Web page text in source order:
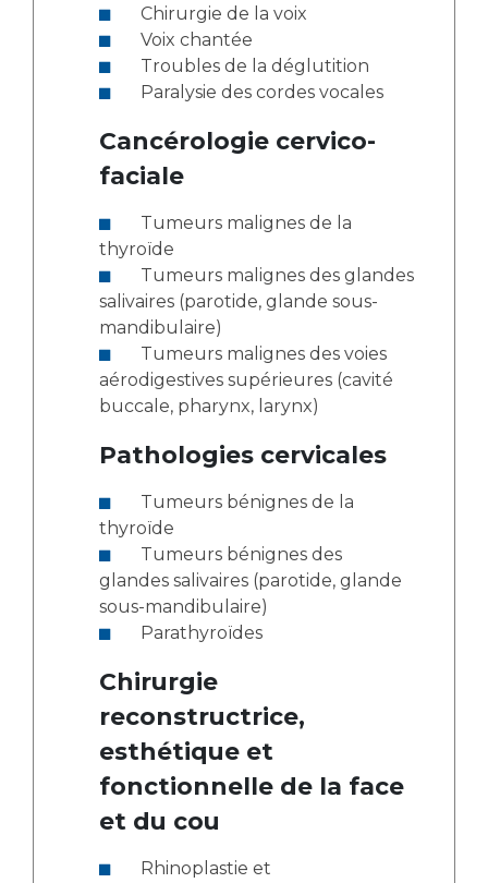
Chirurgie de la voix
Voix chantée
Troubles de la déglutition
Paralysie des cordes vocales
Cancérologie cervico-
faciale
thyroïde
salivaires (parotide, glande sous-
mandibulaire)
aérodigestives supérieures (cavité
buccale, pharynx, larynx)
Pathologies cervicales
thyroïde
glandes salivaires (parotide, glande
sous-mandibulaire)
Parathyroïdes
Chirurgie
reconstructrice,
esthétique et
fonctionnelle de la face
et du cou